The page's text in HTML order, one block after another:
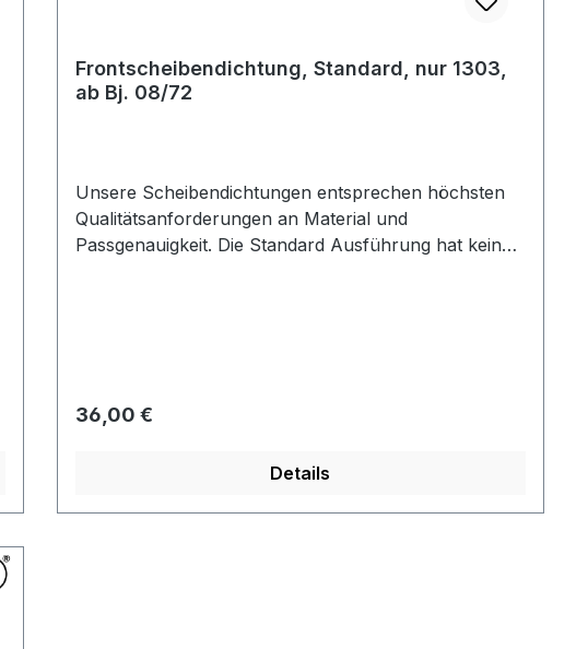
Frontscheibendichtung, Standard, nur 1303,
ab Bj. 08/72
Unsere Scheibendichtungen entsprechen höchsten
Qualitätsanforderungen an Material und
Passgenauigkeit. Die Standard Ausführung hat keine
Regulärer Preis:
36,00 €
Details